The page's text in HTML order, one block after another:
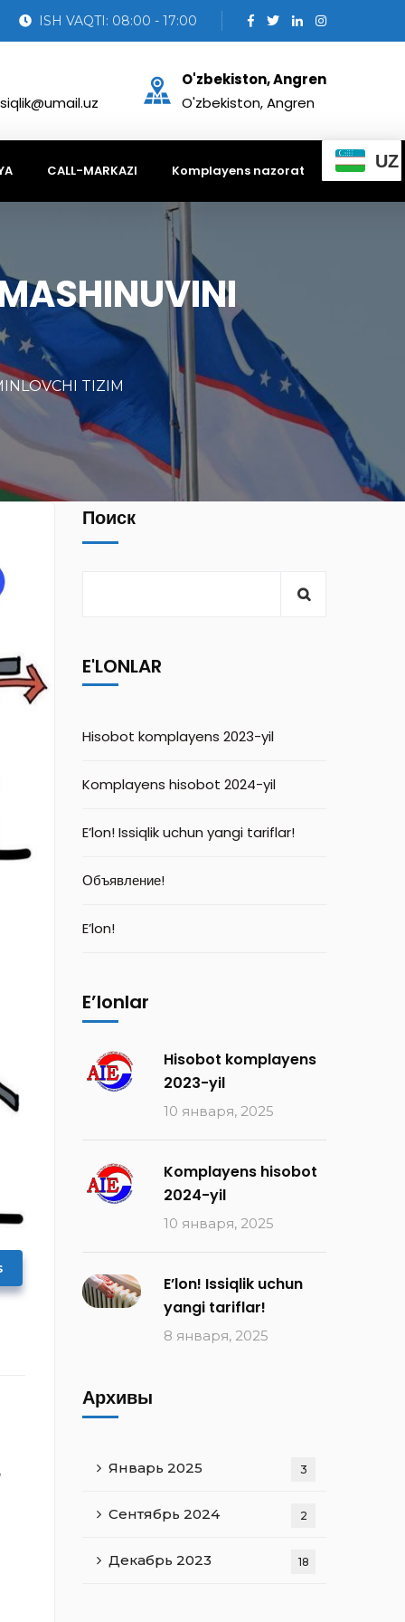
ISH VAQTI: 08:00 - 17:00
O'zbekiston, Angren
O'zbekiston, Angren
CALL-MARKAZI Komplayens nazorat UZ
TIZIM
Поиск
E'LONLAR
Hisobot komplayens 2023-yil
Komplayens hisobot 2024-yil
E’lon! Issiqlik uchun yangi tariflar!
Объявление!
E’lon!
E’lonlar
Hisobot komplayens
2023-yil
10 января, 2025
Komplayens hisobot
2024-yil
10 января, 2025
E’lon! Issiqlik uchun
yangi tariflar!
8 января, 2025
Архивы
Январь 2025 3
Сентябрь 2024 2
Декабрь 2023 18